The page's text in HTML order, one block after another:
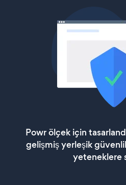
Powr ölçek için
gelişmiş yerleşik
yeteneklere